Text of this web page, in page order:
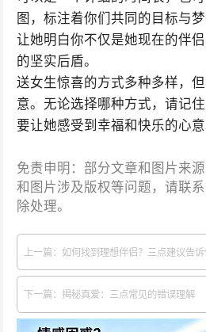
图，标注着你们共同的目标与
让她明白你不仅是她现在的伴
的坚实后盾。
送女生惊喜的方式多种多样，
意。无论选择哪种方式，请记
要让她感受到幸福和快乐的心意
免责申明：部分文章和图片来
和图片涉及版权等问题，请联
除处理。
上一篇：如何找到理想伴侣？三点建议告诉
下一篇：揭秘真爱：三点常见的错误理解